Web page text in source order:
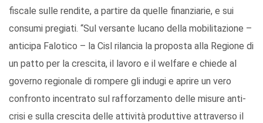
fiscale sulle rendite, a partire da quelle finanziarie, e sui
consumi pregiati. “Sul versante lucano della mobilitazione –
anticipa Falotico – la Cisl rilancia la proposta alla Regione di
un patto per la crescita, il lavoro e il welfare e chiede al
governo regionale di rompere gli indugi e aprire un vero
confronto incentrato sul rafforzamento delle misure anti-
crisi e sulla crescita delle attività produttive attraverso il